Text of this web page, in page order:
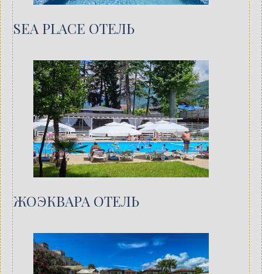
SEA PLACE ОТЕЛЬ
ЖОЭКВАРА ОТЕЛЬ